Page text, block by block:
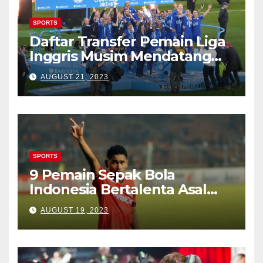
SPORTS
Daftar Transfer Pemain Liga
Inggris Musim Mendatang
(Lengkap)
AUGUST 21, 2023
SPORTS
9 Pemain Sepak Bola
Indonesia Bertalenta Asal
Kampung Tulehu
AUGUST 19, 2023